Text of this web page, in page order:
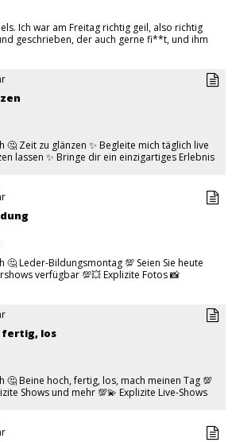
Ich war am Freitag richtig geil, also richtig
geschrieben, der auch gerne fi**t, und ihm
🤔 Zeit zu glänzen ✨️ Begleite mich täglich live
lassen ✨️ Bringe dir ein einzigartiges Erlebnis
🤔 Leder-Bildungsmontag 💯 Seien Sie heute
verfügbar 💯💥 Explizite Fotos 📸
fertig, los
🤔 Beine hoch, fertig, los, mach meinen Tag 💯
Shows und mehr 💯💫 Explizite Live-Shows